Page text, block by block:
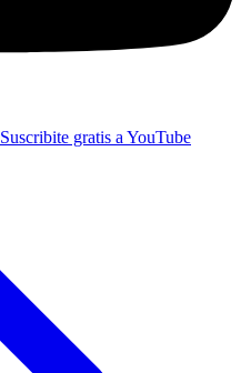
Suscribite gratis a YouTube